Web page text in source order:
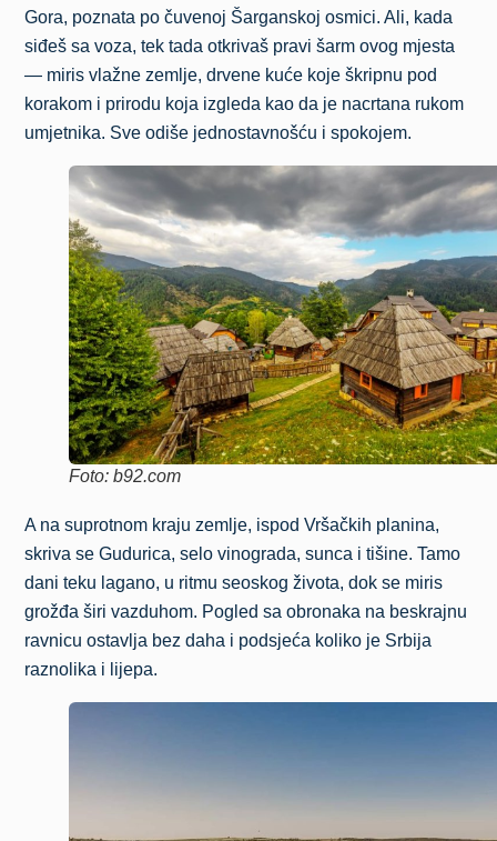
Gora, poznata po čuvenoj Šarganskoj osmici. Ali, kada
siđeš sa voza, tek tada otkrivaš pravi šarm ovog mjesta
— miris vlažne zemlje, drvene kuće koje škripnu pod
korakom i prirodu koja izgleda kao da je nacrtana rukom
umjetnika. Sve odiše jednostavnošću i spokojem.
Foto: b92.com
A na suprotnom kraju zemlje, ispod Vršačkih planina,
skriva se Gudurica, selo vinograda, sunca i tišine. Tamo
dani teku lagano, u ritmu seoskog života, dok se miris
grožđa širi vazduhom. Pogled sa obronaka na beskrajnu
ravnicu ostavlja bez daha i podsjeća koliko je Srbija
raznolika i lijepa.